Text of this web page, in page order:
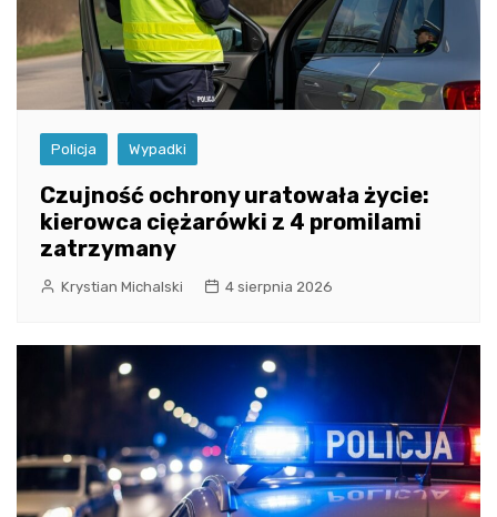
Policja Wypadki
Czujność ochrony uratowała życie:
kierowca ciężarówki z 4 promilami
zatrzymany
Krystian Michalski 4 sierpnia 2026